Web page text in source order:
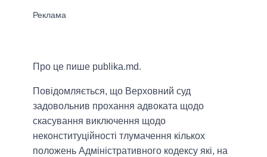
Про це пише publika.md.
Повідомляється, що Верховний суд
задовольнив прохання адвоката щодо
скасування виключення щодо
неконституційності тлумачення кількох
положень Адміністративного кодексу які, на